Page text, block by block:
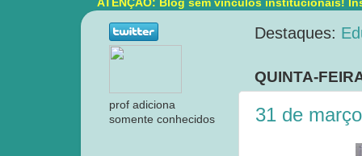
ATENÇÃO: Blog sem vínculos institucionais!
Destaques:
QUINTA-
31 de
prof adiciona
somente conhecidos